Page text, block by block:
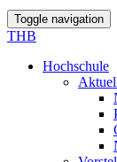
Toggle navigation
THB
Hochschule